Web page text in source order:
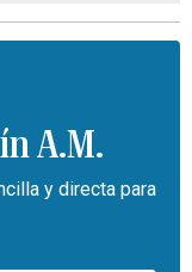
A.M.
y directa para